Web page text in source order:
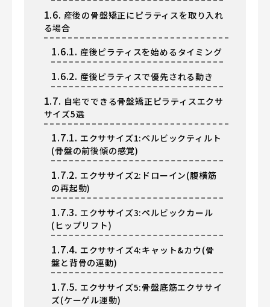
1.6. 産後の骨盤矯正にピラティスを取り入れ
る場合
1.6.1. 産後ピラティスを始めるタイミング
1.6.2. 産後ピラティスで優先される動き
1.7. 自宅でできる骨盤矯正ピラティスエクサ
サイズ5選
1.7.1. エクササイズ1:ペルビックティルト
(骨盤の前後傾の感覚)
1.7.2. エクササイズ2:ドローイン(腹横筋
の再起動)
1.7.3. エクササイズ3:ペルビックカール
(ヒップリフト)
1.7.4. エクササイズ4:キャット&カウ(骨
盤と背骨の連動)
1.7.5. エクササイズ5:骨盤底筋エクササイ
ズ(ケーゲル運動)